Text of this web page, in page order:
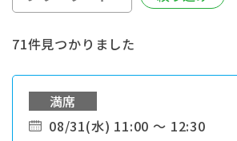
71件見つかりました
満席
08/31(水) 11:00 ～ 12:30